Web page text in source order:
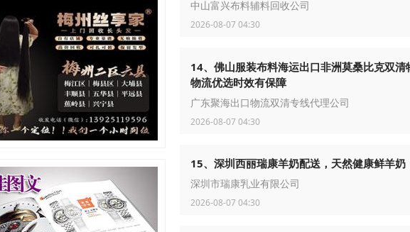
中山富兴布料辅料回收公司
2026-08-07 04:30
14、佛山服装布料海运出口非洲莫桑比克双清
物流优选时效有保障
广东聚海出口物流双清专线代理公司
2026-08-07 04:30
15、深圳西丽瑞康羊奶配送，天然健康鲜羊奶
深圳市瑞康乳业有限公司
2026-08-07 04:30